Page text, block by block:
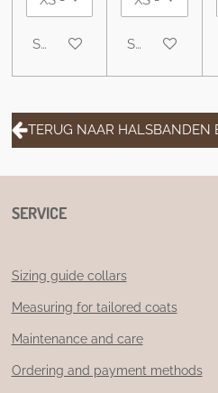
See details See details
TERUG NAAR HALSBANDEN
SERVICE
Sizing guide collars
Measuring for tailored coats
Maintenance and care
Ordering and payment methods